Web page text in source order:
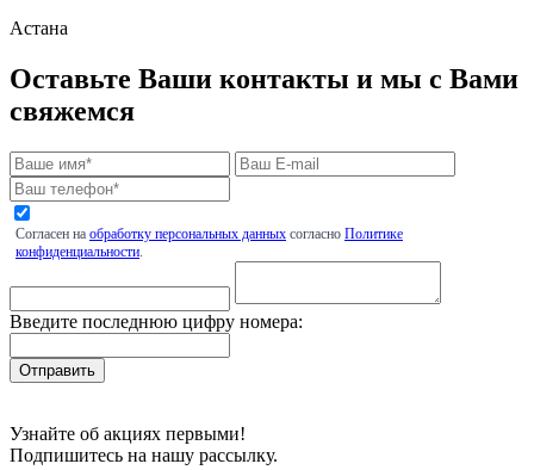
Астана
Оставьте Ваши контакты и мы с Вами
свяжемся
Согласен на обработку персональных данных согласно Политике
конфиденциальности.
Введите последнюю цифру номера:
Узнайте об акциях первыми!
Подпишитесь на нашу рассылку.